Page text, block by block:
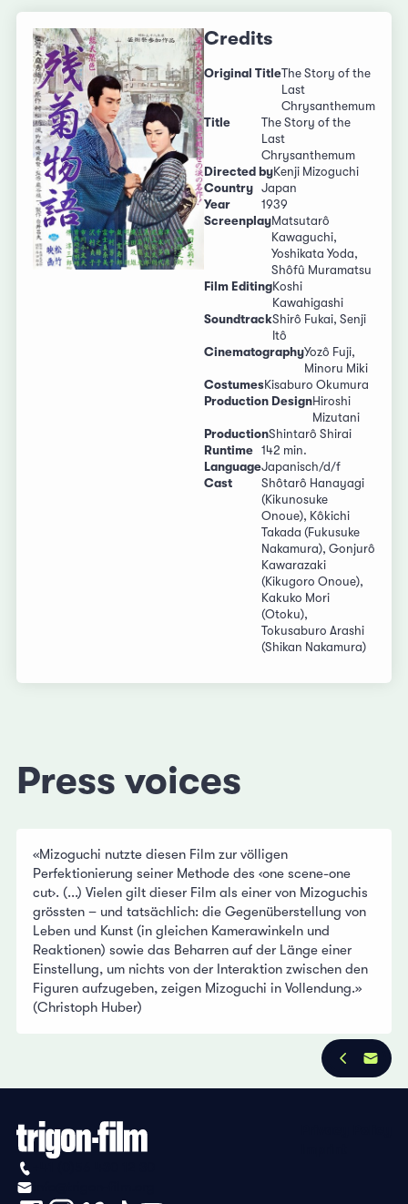
Credits
Original TitleThe Story of the
Last
Chrysanthemum
Title
The Story of the
Last
Chrysanthemum
Directed byKenji Mizoguchi
Country Japan
Year
1939
ScreenplayMatsutarô
Kawaguchi,
Yoshikata Yoda,
Shôfû Muramatsu
Film EditingKoshi
Kawahigashi
SoundtrackShirô Fukai, Senji
Itô
CinematographyYozô Fuji,
Minoru Miki
CostumesKisaburo Okumura
Production DesignHiroshi
Mizutani
ProductionShintarô Shirai
Runtime 142 min.
LanguageJapanisch/d/f
Cast
Shôtarô Hanayagi
(Kikunosuke
Onoue), Kôkichi
Takada (Fukusuke
Nakamura), Gonjurô
Kawarazaki
(Kikugoro Onoue),
Kakuko Mori
(Otoku),
Tokusaburo Arashi
(Shikan Nakamura)
Press voices
«Mizoguchi nutzte diesen Film zur völligen
Perfektionierung seiner Methode des ‹one scene-one
cut›. (...) Vielen gilt dieser Film als einer von Mizoguchis
grössten – und tatsächlich: die Gegenüberstellung von
Leben und Kunst (in gleichen Kamerawinkeln und
Reaktionen) sowie das Beharren auf der Länge einer
Einstellung, um nichts von der Interaktion zwischen den
Figuren aufzugeben, zeigen Mizoguchi in Vollendung.»
(Christoph Huber)